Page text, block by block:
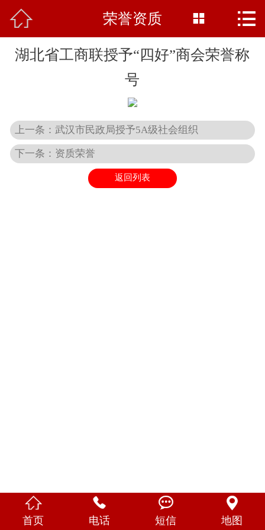
网站首页
商会概况
企业文化
网上商城
 荣誉资质  
湖北省工商联授予“四好”商会荣誉称
号
上一条：武汉市民政局授予5A级社会组织
下一条：资质荣誉
返回列表

首页

电话

短信

地图